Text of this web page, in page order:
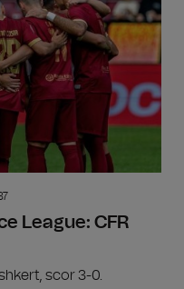
League: CFR
scor 3-0.